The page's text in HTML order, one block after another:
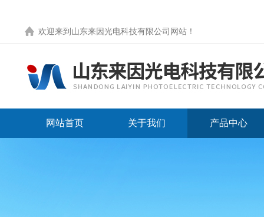
欢迎来到 山东来因光电科技有限公司网站 ！
网站首页 关于我们 产品中心